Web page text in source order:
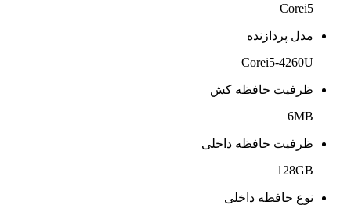
Corei5
مدل پردازنده
Corei5-4260U
ظرفیت حافظه کش
6MB
ظرفیت حافظه داخلی
128GB
نوع حافظه داخلی